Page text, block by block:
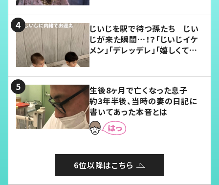
じいじを駅で待つ孫たち じい
じが来た瞬間…！？「じいじイケ
メン」「デレッデレ」「嬉しくて可
生後8ヶ月で亡くなった息子
約3年半後、当時の妻の日記に
書いてあった本音とは
6位以降はこちら